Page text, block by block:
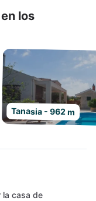
los
Tanasia - 962 m
la casa de